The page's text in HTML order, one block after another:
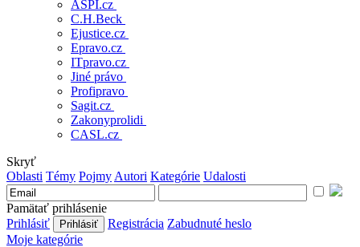
ASPI.cz
C.H.Beck
Ejustice.cz
Epravo.cz
ITpravo.cz
Jiné právo
Profipravo
Sagit.cz
Zakonyprolidi
CASL.cz
Skryť
Oblasti Témy Pojmy Autori Kategórie Udalosti
Pamätať prihlásenie
Prihlásiť
Registrácia Zabudnuté heslo
Moje kategórie